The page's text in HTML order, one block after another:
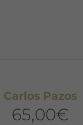
Carlos Pazos
65,00€